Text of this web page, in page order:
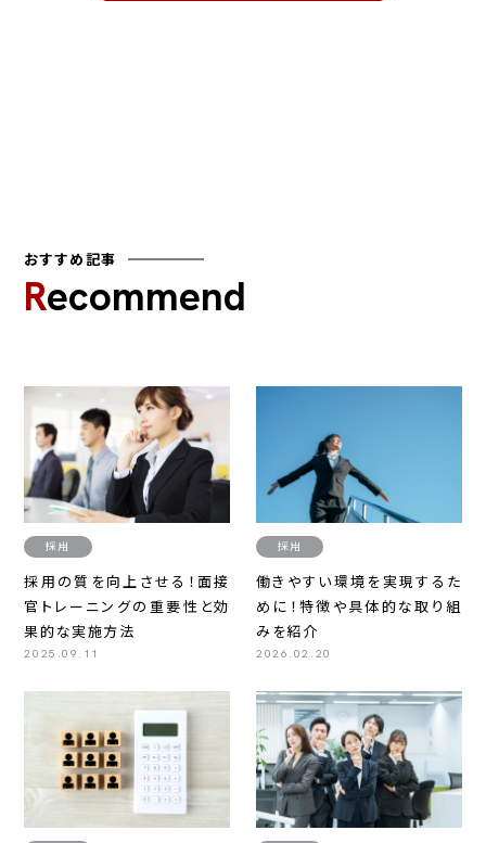
おすすめ記事
Recommend
採用
採用の質を向上させる！面接
官トレーニングの重要性と効
果的な実施方法
2025.09.11
採用
働きやすい環境を実現するた
めに！特徴や具体的な取り組
みを紹介
2026.02.20